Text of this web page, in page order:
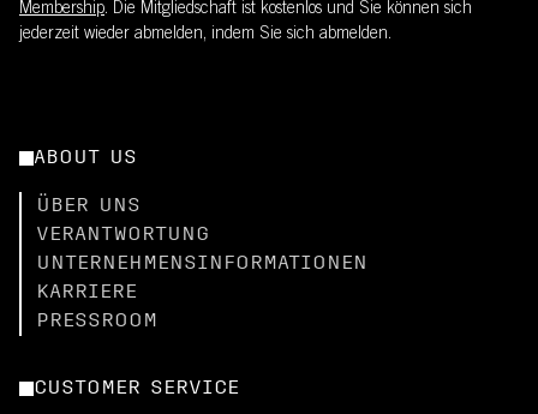
Membership. Die Mitgliedschaft ist kostenlos und Sie können sich
jederzeit wieder abmelden, indem Sie sich abmelden.
ABOUT US
ÜBER UNS
VERANTWORTUNG
UNTERNEHMENSINFORMATIONEN
KARRIERE
PRESSROOM
CUSTOMER SERVICE